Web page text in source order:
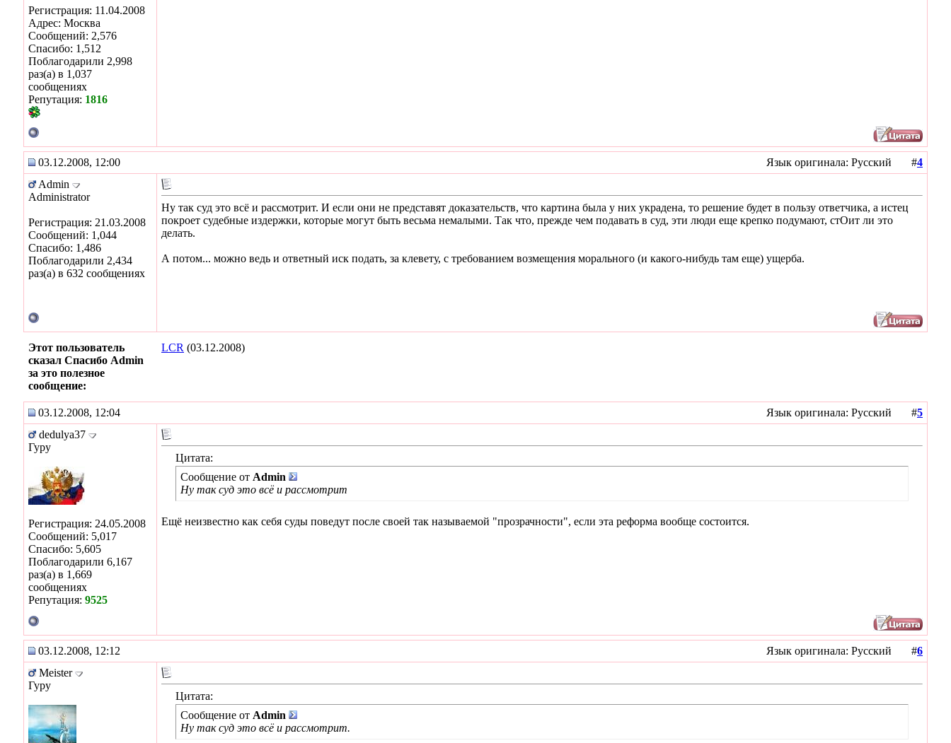
Регистрация: 11.04.2008
Адрес: Москва
Сообщений: 2,576
Спасибо: 1,512
Поблагодарили 2,998
раз(а) в 1,037
сообщениях
Репутация: 1816
03.12.2008, 12:00 Язык оригинала: Русский #4
Admin
Administrator
Регистрация: 21.03.2008
Сообщений: 1,044
Спасибо: 1,486
Поблагодарили 2,434
раз(а) в 632 сообщениях
Ну так суд это всё и рассмотрит. И если они не представят доказательств, что картина была у них украдена, то решение будет в пользу ответчика, а истец
покроет судебные издержки, которые могут быть весьма немалыми. Так что, прежде чем подавать в суд, эти люди еще крепко подумают, стОит ли это
делать.
А потом... можно ведь и ответный иск подать, за клевету, с требованием возмещения морального (и какого-нибудь там еще) ущерба.
Этот пользователь
сказал Спасибо Admin
за это полезное
сообщение:
LCR (03.12.2008)
03.12.2008, 12:04 Язык оригинала: Русский #5
dedulya37
Гуру
Регистрация: 24.05.2008
Сообщений: 5,017
Спасибо: 5,605
Поблагодарили 6,167
раз(а) в 1,669
сообщениях
Репутация: 9525
Цитата:
Сообщение от Admin
Ну так суд это всё и рассмотрит
Ещё неизвестно как себя суды поведут после своей так называемой "прозрачности", если эта реформа вообще состоится.
03.12.2008, 12:12 Язык оригинала: Русский #6
Meister
Гуру
Цитата:
Сообщение от Admin
Ну так суд это всё и рассмотрит.